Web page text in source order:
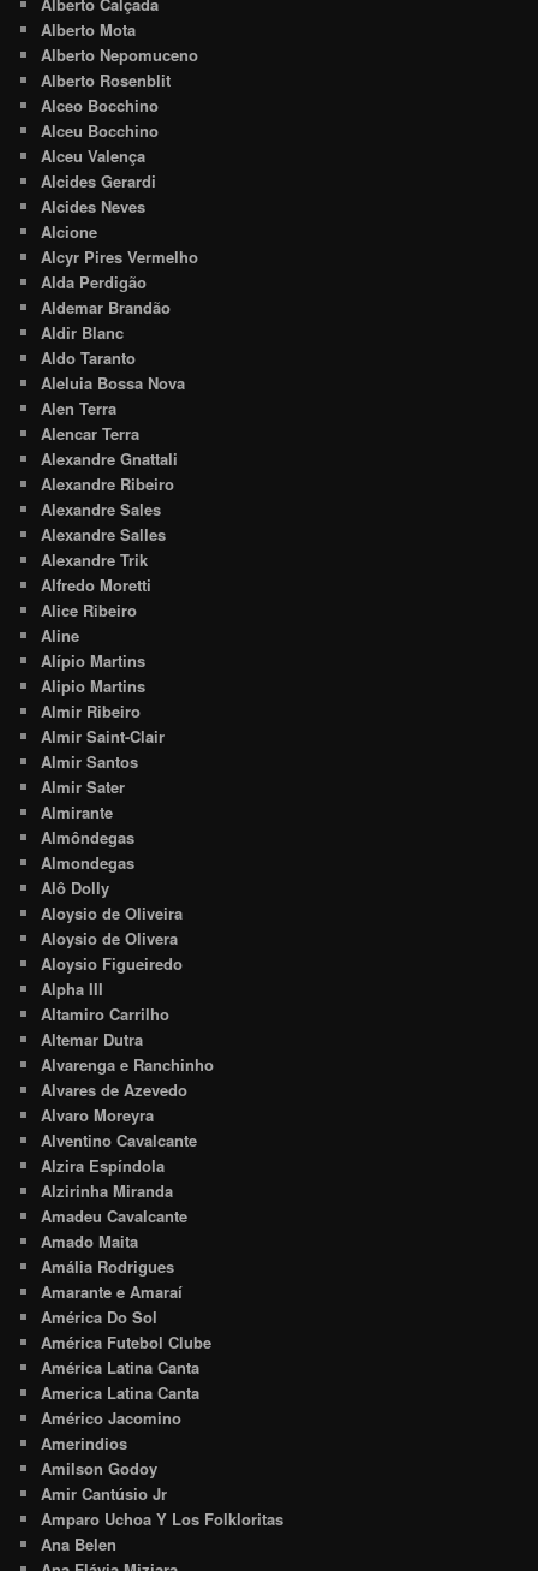
Alberto Mota
Alberto Nepomuceno
Alberto Rosenblit
Alceo Bocchino
Alceu Bocchino
Alceu Valença
Alcides Gerardi
Alcides Neves
Alcione
Alcyr Pires Vermelho
Alda Perdigão
Aldemar Brandão
Aldir Blanc
Aldo Taranto
Aleluia Bossa Nova
Alen Terra
Alencar Terra
Alexandre Gnattali
Alexandre Ribeiro
Alexandre Sales
Alexandre Salles
Alexandre Trik
Alfredo Moretti
Alice Ribeiro
Aline
Alípio Martins
Alipio Martins
Almir Ribeiro
Almir Saint-Clair
Almir Santos
Almir Sater
Almirante
Almôndegas
Almondegas
Alô Dolly
Aloysio de Oliveira
Aloysio de Olivera
Aloysio Figueiredo
Alpha III
Altamiro Carrilho
Altemar Dutra
Alvarenga e Ranchinho
Alvares de Azevedo
Alvaro Moreyra
Alventino Cavalcante
Alzira Espíndola
Alzirinha Miranda
Amadeu Cavalcante
Amado Maita
Amália Rodrigues
Amarante e Amaraí
América Do Sol
América Futebol Clube
América Latina Canta
America Latina Canta
Américo Jacomino
Amerindios
Amilson Godoy
Amir Cantúsio Jr
Amparo Uchoa Y Los Folkloritas
Ana Belen